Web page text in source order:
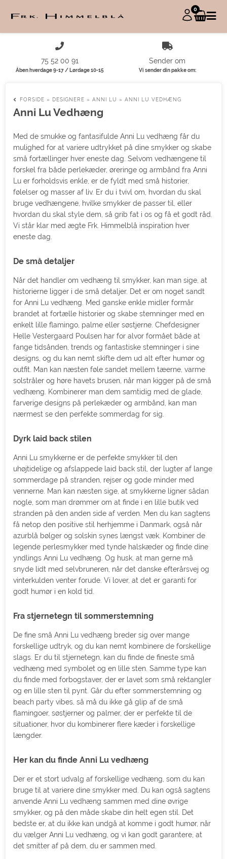
0
75 52 00 91
Åben hverdage 9-17 / Lørdage 10-15
Sender om
Vi sender din pakke om:
FORSIDE » DESIGNERE »ANNI LU »ANNI LU VEDHÆNG
Anni Lu Vedhæng
Med de smukke og fantasifulde Anni Lu vedhæng får du
mulighed for at variere udtrykket på dine smykker og skabe
små fortællinger hver eneste dag. Selvom vedhængene til
forskel fra både perlekæder, øreringe og armbånd fra Anni
Lu er forholdsvis enkle, er de fyldt med små historier,
følelser og masser af liv. Er du i tvivl om, hvordan du skal
bruge vedhængene, hvilke smykker de passer til, eller
hvordan du skal style dem, så grib fat i os og få et godt råd.
Vi står klar med ægte Frk. Himmelblå inspiration hver
eneste dag.
De små detaljer
Når det handler om vedhæng til smykker, kan man sige, at
historierne ligger i de små detaljer. Det er om noget sandt
for Anni Lu vedhæng. Med ganske enkle midler formår
brandet at fortælle historier og skabe stemninger med en
enkelt lille flamingo, palme eller søstjerne. Chefdesigner
Helle Vestergaard Poulsen har for alvor formået både at
fange tidsånden, trends og fantastiske stemninger i sine
designs, og du kan nemt skifte dem ud alt efter humør og
outfit. Man kan næsten føle sandet mellem tæerne, varme
solstråler og høre havets brusen, når man kigger på de små
vedhæng. Kombinerer man dem samtidig med de glade,
farverige designs på perlekæder og armbånd, kan man
nærmest se den perfekte sommerdag for sig.
Dyrk laid back stilen
Anni Lu smykkerne er de perfekte smykker til den
uhøjtidelige og afslappede laid back stil, der lugter af lange
sommerdage på stranden, rejser og gode minder med
vennerne. Man kan næsten sige, at smykkerne ligner sådan
nogle, som man drømmer om at finde i en lille butik ved
stranden på den anden side af verden. Men du kan sagtens
få netop den positive stil herhjemme i Danmark, også når
azurblå bølger og solskin synes længst væk. Kombiner de
legende perlesmykker med tynde halskæder og finde dine
yndlings Anni Lu vedhæng. Og husk, at man gerne må
snyde lidt med selvbruneren, når det danske efterårsvej og
vinterkulden venter forude. Vi lover, at det er garanti for
godt humør i en kold tid.
Fra stjernetegn til sommerstemning
De fine små Anni Lu vedhæng breder sig over mange
forskellige udtryk, og du kan nemt kombinere de forskellige
slags. Er du til stjernetegn, kan du finde de fineste små
vedhæng med symbolet og en lille sten. Samme type kan
du finde med forbogstaver, der er lavet som små rektangler
og en lille sten til pynt. Går du efter sommerstemning og
beach party vibes, så må du ikke gå glip af de små
flamingoer, søstjerner og palmer, der er perfekte til de
situationer, hvor du kombinerer flere kæder i forskellige
længder.
Her kan du finde Anni Lu vedhæng
Der er et stort udvalg af forskellige vedhæng, som du kan
bruge til at variere dine smykker med. Du kan også sagtens
anvende Anni Lu vedhæng sammen med dine øvrige
smykker, og på den måde skabe din helt egen stil. Det
bedste er, at du ikke kan undgå at komme i godt humør, når
du vælger Anni Lu vedhæng, og vi kan godt garantere, at
det smitter af på dem, du er sammen med.